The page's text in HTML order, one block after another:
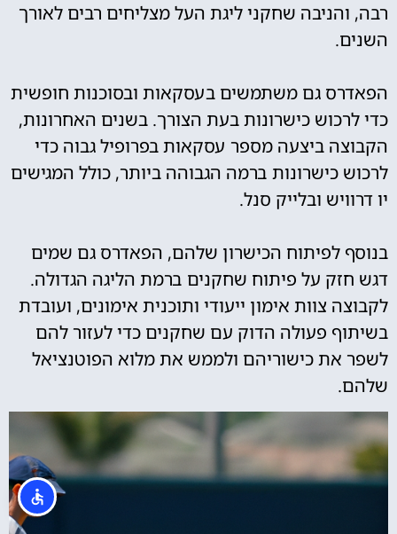
רבה, והניבה שחקני ליגת העל מצליחים רבים לאורך
השנים.
הפאדרס גם משתמשים בעסקאות ובסוכנות חופשית
כדי לרכוש כישרונות בעת הצורך. בשנים האחרונות,
הקבוצה ביצעה מספר עסקאות בפרופיל גבוה כדי
לרכוש כישרונות ברמה הגבוהה ביותר, כולל המגישים
יו דרוויש ובלייק סנל.
בנוסף לפיתוח הכישרון שלהם, הפאדרס גם שמים
דגש חזק על פיתוח שחקנים ברמת הליגה הגדולה.
לקבוצה צוות אימון ייעודי ותוכנית אימונים, ועובדת
בשיתוף פעולה הדוק עם שחקנים כדי לעזור להם
לשפר את כישוריהם ולממש את מלוא הפוטנציאל
שלהם.